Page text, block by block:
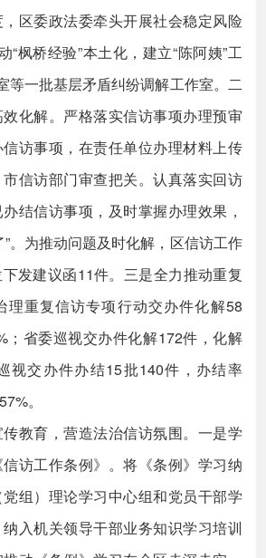
区委政法委牵头开展社会稳定风险
“枫桥经验”本土化，建立“陈阿姨”工
等一批基层矛盾纠纷调解工作室。二
化解。严格落实信访事项办理预审
访事项，在责任单位办理材料上传
信访部门审查把关。认真落实回访
结信访事项，及时掌握办理效果，
”。为推动问题及时化解，区信访工作
发建议函11件。三是全力推动重复
理重复信访专项行动交办件化解58
；省委巡视交办件化解172件，化解
视交办件办结15批140件，办结率
。
育，营造法治信访氛围。一是学
访工作条例》。将《条例》学习纳
组）理论学习中心组和党员干部学
入机关领导干部业务知识学习培训